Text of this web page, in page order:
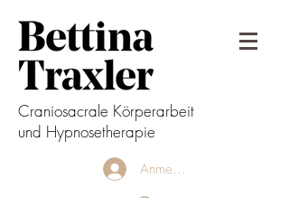
Craniosacrale Körperarbeit
und Hypnosetherapie
Anmelden